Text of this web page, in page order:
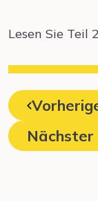
Lesen Sie Teil 2